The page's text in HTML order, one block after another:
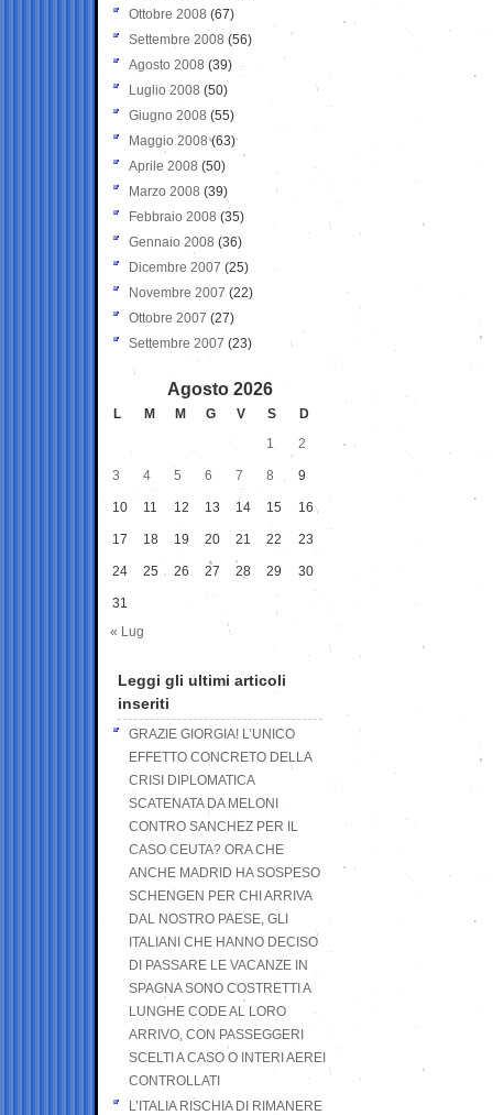
Ottobre 2008 (67)
Settembre 2008 (56)
Agosto 2008 (39)
Luglio 2008 (50)
Giugno 2008 (55)
Maggio 2008(63)
Aprile 2008 (50)
Marzo 2008 (39)
Febbraio 2008 (35)
Gennaio 2008 (36)
Dicembre 2007 (25)
Novembre 2007 (22)
Ottobre 2007 (27)
Settembre 2007 (23)
Agosto 2026
L M M G V S
D
1
2
3 4 5 6 7 8 9
10 11 12 13 14 15 16
17 18 19 20 21 22 23
24 25 26 27 28 29 30
31
« Lug
Leggi gli ultimi articoli
inseriti
GRAZIE GIORGIA! L’UNICO
EFFETTO CONCRETO DELLA
CRISI DIPLOMATICA
SCATENATA DA MELONI
CONTRO SANCHEZ PER IL
CASO CEUTA? ORA CHE
ANCHE MADRID HA SOSPESO
SCHENGEN PER CHI ARRIVA
DAL NOSTRO PAESE, GLI
ITALIANI CHE HANNO DECISO
DI PASSARE LE VACANZE IN
SPAGNA SONO COSTRETTI A
LUNGHE CODE AL LORO
ARRIVO, CON PASSEGGERI
SCELTI A CASO O INTERI AEREI
CONTROLLATI
L’ITALIA RISCHIA DI RIMANERE